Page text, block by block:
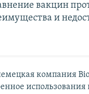
вакцин
и
компания